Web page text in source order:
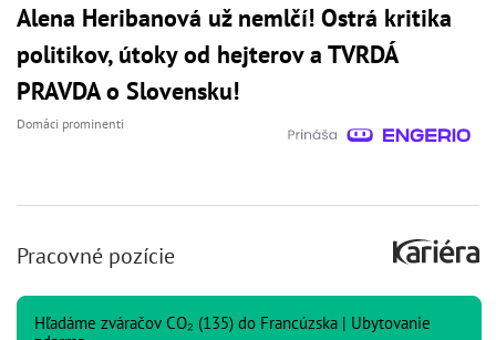
Alena Heribanová už nemlčí! Ostrá kritika
politikov, útoky od hejterov a TVRDÁ
PRAVDA o Slovensku!
Domáci prominenti
Pracovné pozície
Hľadáme zváračov CO₂ (135) do Francúzska | Ubytovanie